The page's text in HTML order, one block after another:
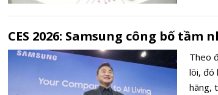
toàn
CES 2026: Samsung công bố
Theo
lõi, đó
hãng,